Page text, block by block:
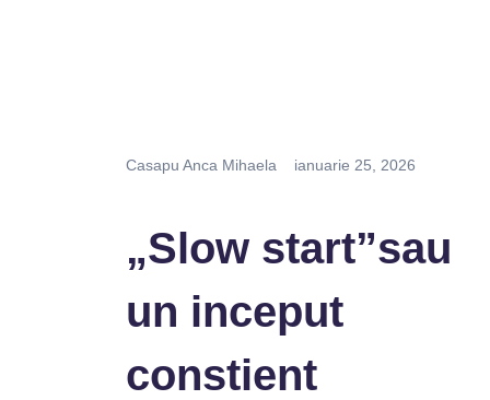
Casapu Anca Mihaela ianuarie 25, 2026
„Slow start”sau
un inceput
constient